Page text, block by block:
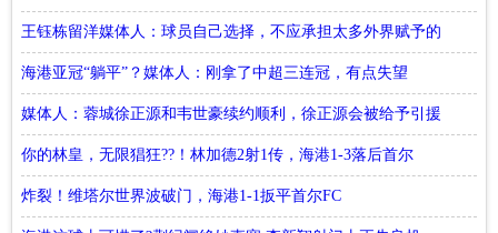
王钰栋留洋媒体人：球员自己选择，不应承担太多外界赋予的
意义
海港亚冠“躺平”？媒体人：刚拿了中超三连冠，有点失望
媒体人：蓉城徐正源和韦世豪续约顺利，徐正源会被给予引援
话语权
你的林皇，无限猖狂??！林加德2射1传，海港1-3落后首尔
炸裂！维塔尔世界波破门，海港1-1扳平首尔FC